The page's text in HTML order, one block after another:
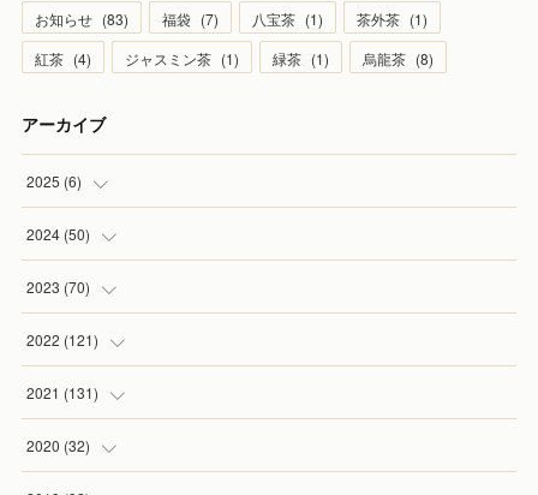
お知らせ (83) 福袋 (7) 八宝茶 (1) 茶外茶 (1)
紅茶 (4) ジャスミン茶 (1) 緑茶 (1) 烏龍茶 (8)
アーカイブ
2025 (6)
(1
(2
(1)
(1)
2024 (50)
(5
(4)
(5)
(7
2023 (70)
(4)
(2)
(4
(5
2022 (121)
(7)
(6
2021 (131)
(8
2020 (32)